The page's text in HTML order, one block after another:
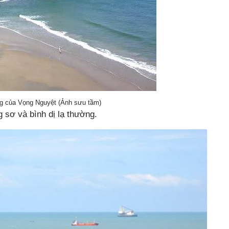
của Vọng Nguyệt (Ảnh sưu tầm)
sơ và bình dị lạ thường.